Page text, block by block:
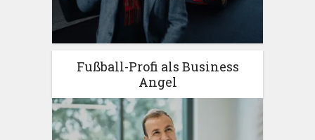
Fußball-Profi als Business
Angel